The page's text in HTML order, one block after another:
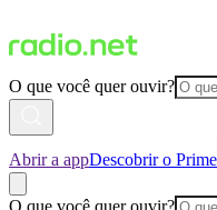
O que você quer ouvir?
Abrir a appDescobrir o Prime
O que você quer ouvir?